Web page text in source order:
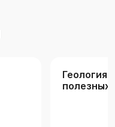
Геология
полезных